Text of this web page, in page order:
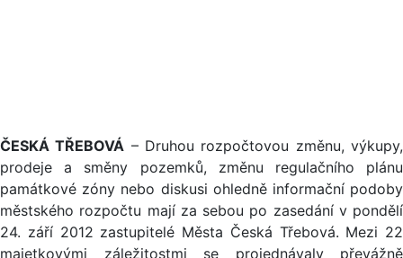
ČESKÁ TŘEBOVÁ – Druhou rozpočtovou změnu, výkupy,
prodeje a směny pozemků, změnu regulačního plánu
památkové zóny nebo diskusi ohledně informační podoby
městského rozpočtu mají za sebou po zasedání v pondělí
24. září 2012 zastupitelé Města Česká Třebová. Mezi 22
majetkovými záležitostmi se projednávaly převážně